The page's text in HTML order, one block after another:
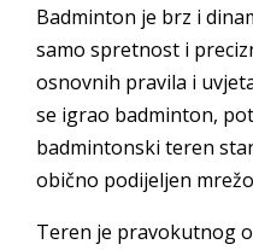
Badminton je brz i
samo spretnost i
osnovnih pravila i
se igrao badminton,
badmintonski teren
obično podijeljen
Teren je pravokutnog